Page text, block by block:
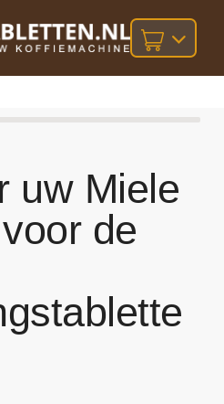
uw Miele
de